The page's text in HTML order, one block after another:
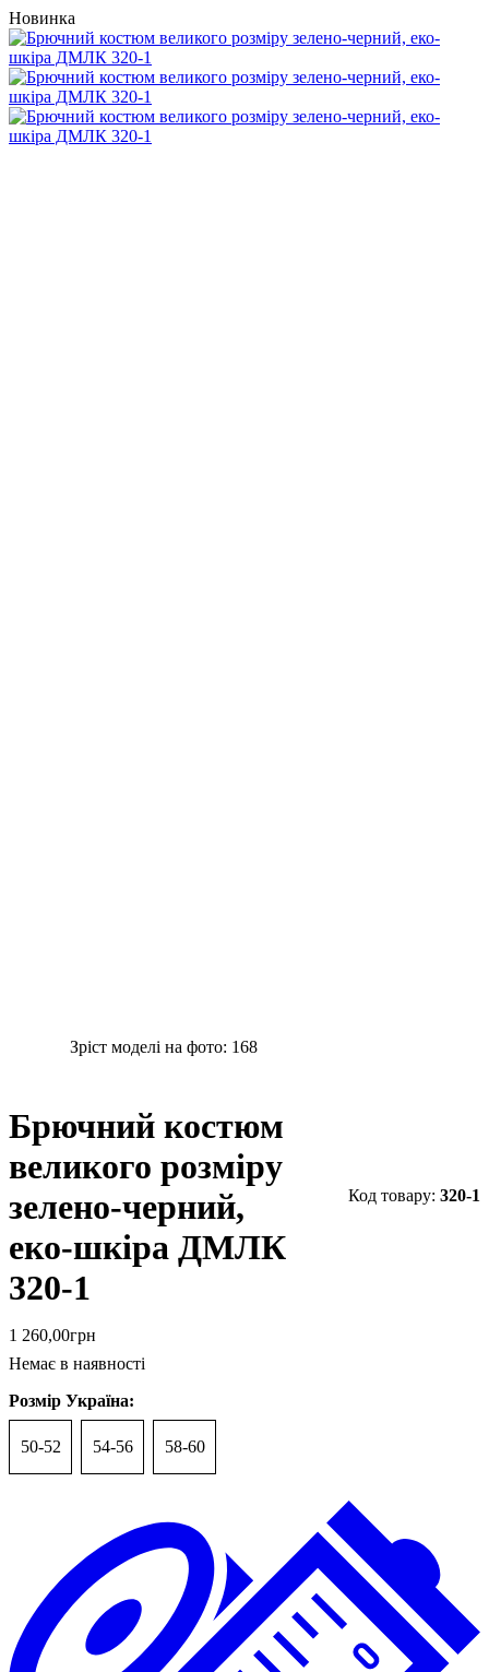
Новинка
Зріст моделі на фото: 168
Брючний костюм
великого розміру
зелено-черний,
еко-шкіра ДМЛК
320-1
320-1
1 260,00грн
Немає в наявності
Розмір Україна:
50-52 54-56 58-60